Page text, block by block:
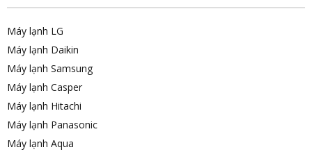
Máy lạnh LG
Máy lạnh Daikin
Máy lạnh Samsung
Máy lạnh Casper
Máy lạnh Hitachi
Máy lạnh Panasonic
Máy lạnh Aqua